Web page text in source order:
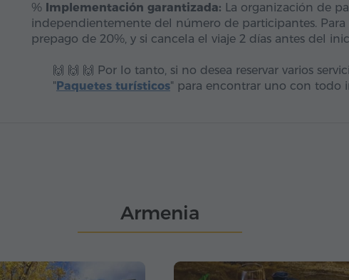
% Implementación garantizada: La organización de
independientemente del número de participantes. Para
prepago de 20%, y si cancela el viaje 2 días antes del
🙌 🙌 🙌 Por lo tanto, si no desea reservar varios
"Paquetes turísticos" para encontrar uno con todo
Armenia